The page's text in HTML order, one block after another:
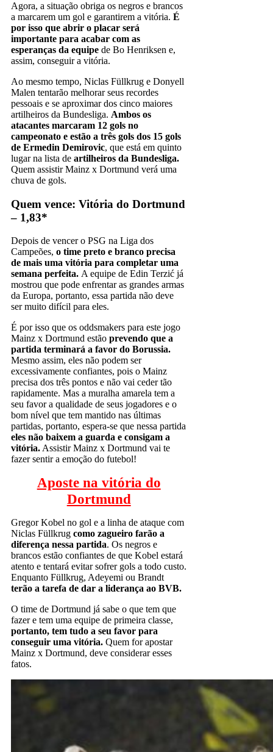
Agora, a situação obriga os negros e brancos
a marcarem um gol e garantirem a vitória. É
por isso que abrir o placar será
importante para acabar com as
esperanças da equipe de Bo Henriksen e,
assim, conseguir a vitória.
Ao mesmo tempo, Niclas Füllkrug e Donyell
Malen tentarão melhorar seus recordes
pessoais e se aproximar dos cinco maiores
artilheiros da Bundesliga. Ambos os
atacantes marcaram 12 gols no
campeonato e estão a três gols dos 15 gols
de Ermedin Demirovic, que está em quinto
lugar na lista de artilheiros da Bundesliga.
Quem assistir Mainz x Dortmund verá uma
chuva de gols.
Quem vence: Vitória do Dortmund
– 1,83*
Depois de vencer o PSG na Liga dos
Campeões, o time preto e branco precisa
de mais uma vitória para completar uma
semana perfeita. A equipe de Edin Terzić já
mostrou que pode enfrentar as grandes armas
da Europa, portanto, essa partida não deve
ser muito difícil para eles.
É por isso que os oddsmakers para este jogo
Mainz x Dortmund estão prevendo que a
partida terminará a favor do Borussia.
Mesmo assim, eles não podem ser
excessivamente confiantes, pois o Mainz
precisa dos três pontos e não vai ceder tão
rapidamente. Mas a muralha amarela tem a
seu favor a qualidade de seus jogadores e o
bom nível que tem mantido nas últimas
partidas, portanto, espera-se que nessa partida
eles não baixem a guarda e consigam a
vitória.Assistir Mainz x Dortmund vai te
fazer sentir a emoção do futebol!
Aposte na vitória do
Dortmund
Gregor Kobel no gol e a linha de ataque com
Niclas Füllkrug como zagueiro farão a
diferença nessa partida. Os negros e
brancos estão confiantes de que Kobel estará
atento e tentará evitar sofrer gols a todo custo.
Enquanto Füllkrug, Adeyemi ou Brandt
terão a tarefa de dar a liderança ao BVB.
O time de Dortmund já sabe o que tem que
fazer e tem uma equipe de primeira classe,
portanto, tem tudo a seu favor para
conseguir uma vitória. Quem for apostar
Mainz x Dortmund, deve considerar esses
fatos.